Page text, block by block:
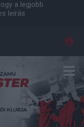
a legjobb
leírás